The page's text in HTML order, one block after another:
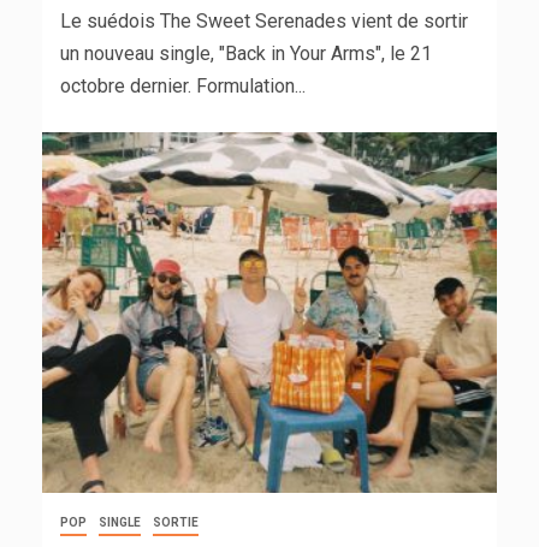
Le suédois The Sweet Serenades vient de sortir
un nouveau single, "Back in Your Arms", le 21
octobre dernier. Formulation...
POP SINGLE SORTIE